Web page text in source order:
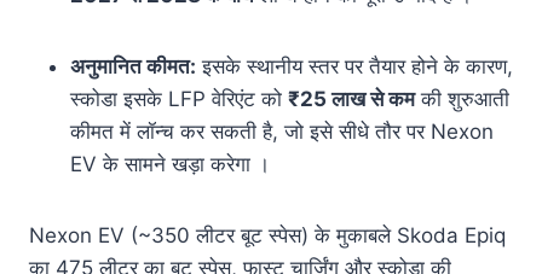
अनुमानित कीमत: इसके स्थानीय स्तर पर तैयार होने के कारण,
स्कोडा इसके LFP वेरिएंट को ₹25 लाख से कमकी शुरुआती
कीमत में लॉन्च कर सकती है, जो इसे सीधे तौर पर Nexon
EV के सामने खड़ा करेगा ।
Nexon EV (~350 लीटर बूट स्पेस) के मुकाबले Skoda Epiq
का 475 लीटर का बूट स्पेस, फास्ट चार्जिंग और स्कोडा की